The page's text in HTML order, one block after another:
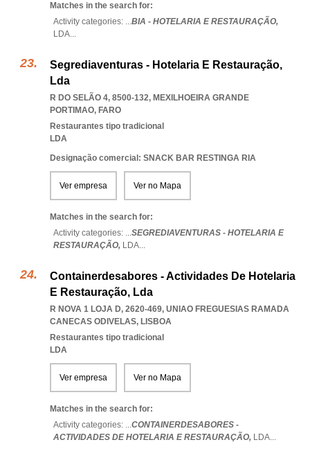
Matches in the search for:
Activity categories: ...BIA - HOTELARIA E RESTAURAÇÃO,
LDA...
Segrediaventuras - Hotelaria E Restauração,
Lda
R DO SELÃO 4, 8500-132, MEXILHOEIRA GRANDE
PORTIMAO, FARO
Restaurantes tipo tradicional
LDA
Designação comercial: SNACK BAR RESTINGA RIA
Ver empresa Ver no Mapa
Matches in the search for:
Activity categories: ...SEGREDIAVENTURAS - HOTELARIA E
RESTAURAÇÃO, LDA...
Containerdesabores - Actividades De Hotelaria
E Restauração, Lda
R NOVA 1 LOJA D, 2620-469, UNIAO FREGUESIAS RAMADA
CANECAS ODIVELAS, LISBOA
Restaurantes tipo tradicional
LDA
Ver empresa Ver no Mapa
Matches in the search for:
Activity categories: ...CONTAINERDESABORES -
ACTIVIDADES DE HOTELARIA E RESTAURAÇÃO, LDA...